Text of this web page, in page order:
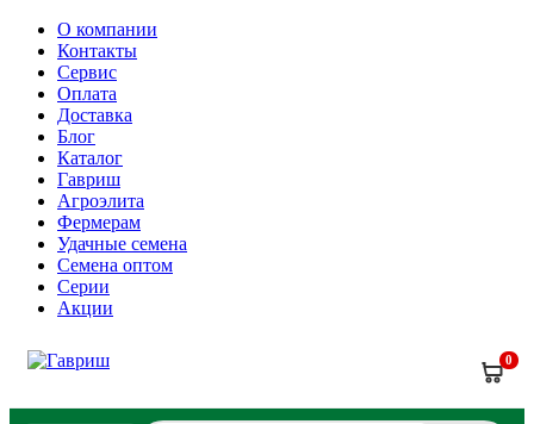
О компании
Контакты
Сервис
Оплата
Доставка
Блог
Каталог
Гавриш
Агроэлита
Фермерам
Удачные семена
Семена оптом
Серии
Акции
0